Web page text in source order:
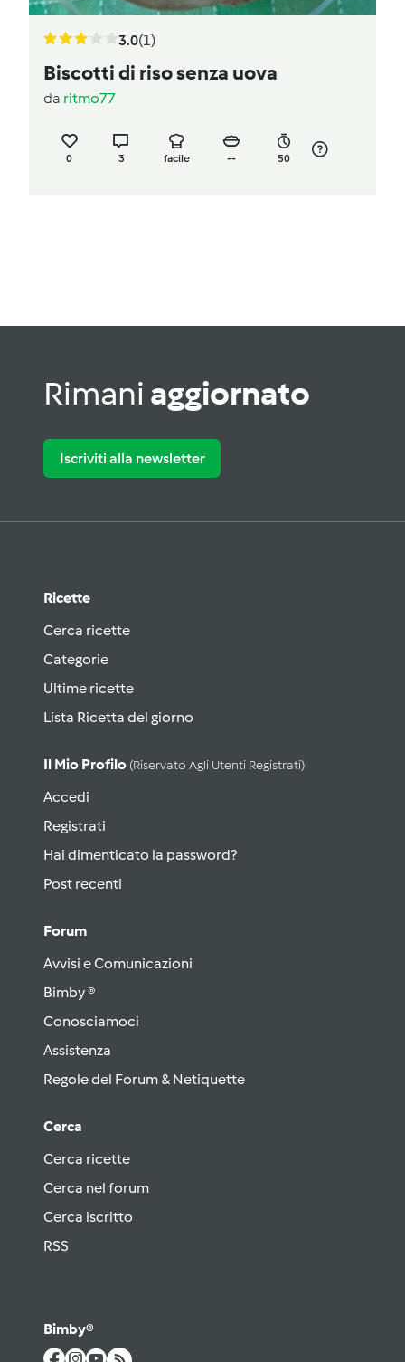
3.0(1)
Biscotti di riso senza uova
da ritmo77
0 3 facile -- 50
Rimani aggiornato
Iscriviti alla newsletter
Ricette
Cerca ricette
Categorie
Ultime ricette
Lista Ricetta del giorno
Il Mio Profilo (riservato Agli Utenti Registrati)
Accedi
Registrati
Hai dimenticato la password?
Post recenti
Forum
Avvisi e Comunicazioni
Bimby ®
Conosciamoci
Assistenza
Regole del Forum & Netiquette
Cerca
Cerca ricette
Cerca nel forum
Cerca iscritto
RSS
Bimby®